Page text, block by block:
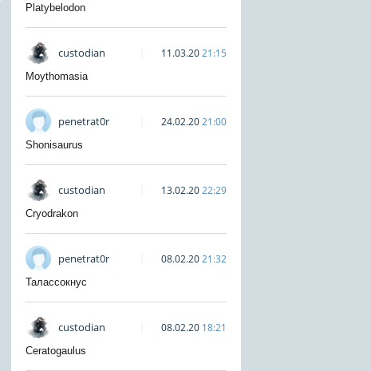
Platybelodon
custodian 11.03.2021:15
Moythomasia
penetrat0r 24.02.2021:00
Shonisaurus
custodian 13.02.2022:29
Cryodrakon
penetrat0r 08.02.2021:32
Талассокнус
custodian 08.02.20 18:21
Ceratogaulus